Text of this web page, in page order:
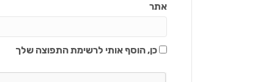
אתר
כן, הוסף אותי לרשימת התפוצה שלך